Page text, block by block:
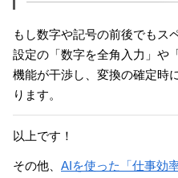
もし数字や記号の前後でもス
設定の「数字を全角入力」や
機能が干渉し、変換の確定時
ります。
以上です！
その他、 AIを使った「仕事効